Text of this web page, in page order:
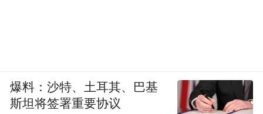
爆料：沙特、土耳其、巴基
斯坦将签署重要协议